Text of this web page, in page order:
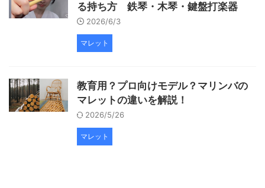
る持ち方 鉄琴・木琴・鍵盤打楽器
2026/6/3
マレット
教育用？プロ向けモデル？マリンバの
マレットの違いを解説！
2026/5/26
マレット